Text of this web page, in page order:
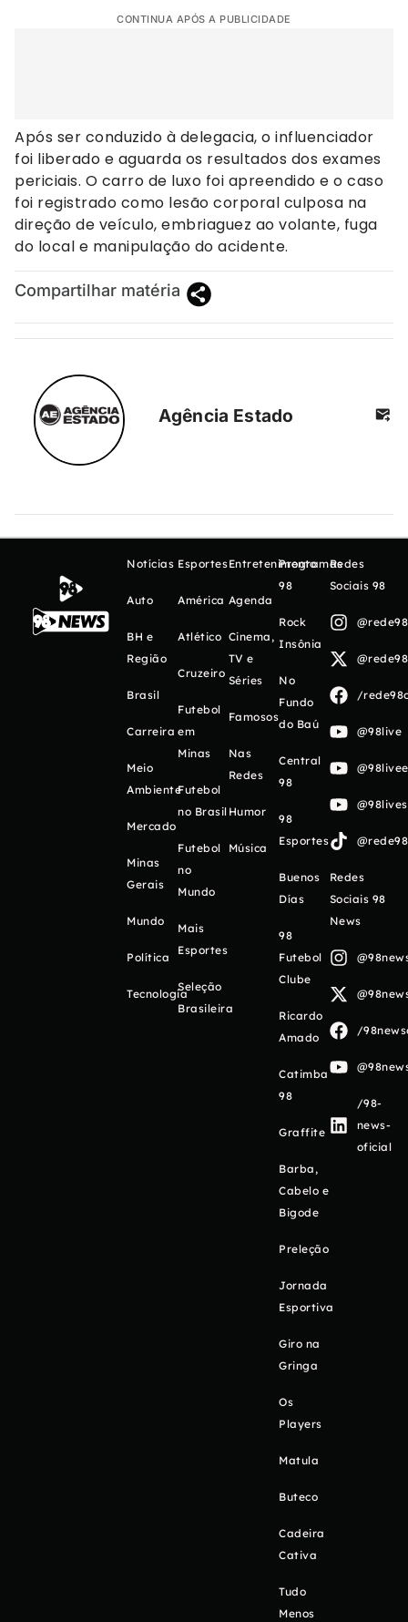
CONTINUA APÓS A PUBLICIDADE
Após ser conduzido à delegacia, o influenciador
foi liberado e aguarda os resultados dos exames
periciais. O carro de luxo foi apreendido e o caso
foi registrado como lesão corporal culposa na
direção de veículo, embriaguez ao volante, fuga
do local e manipulação do acidente.
Compartilhar matéria
Agência Estado
Notícias
Auto
BH e
Região
Brasil
Carreira
Meio
Ambiente
Mercado
Minas
Gerais
Mundo
Política
Tecnologia
Esportes
América
Atlético
Cruzeiro
Futebol
em
Minas
Futebol
no Brasil
Futebol
no
Mundo
Mais
Esportes
Seleção
Brasileira
Entretenimento
Agenda
Cinema,
TV e
Séries
Famosos
Nas
Redes
Humor
Música
Programas
98
Rock
Insônia
No
Fundo
do Baú
Central
98
98
Esportes
Buenos
Días
98
Futebol
Clube
Ricardo
Amado
Catimba
98
Graffite
Barba,
Cabelo e
Bigode
Preleção
Jornada
Esportiva
Giro na
Gringa
Os
Players
Matula
Buteco
Cadeira
Cativa
Tudo
Menos
Redes
Sociais 98
/
@98live
Redes
Sociais 98
News
/
/98-
news-
oficial